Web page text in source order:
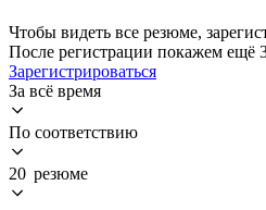
Чтобы видеть все резюме,
После регистрации покажем ещё
Зарегистрироваться
За всё время
По соответствию
20 резюме